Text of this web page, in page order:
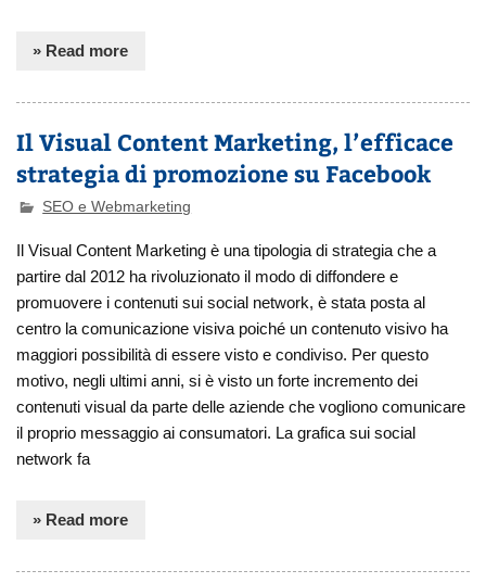
» Read more
Il Visual Content Marketing, l’efficace
strategia di promozione su Facebook
SEO e Webmarketing
Il Visual Content Marketing è una tipologia di strategia che a
partire dal 2012 ha rivoluzionato il modo di diffondere e
promuovere i contenuti sui social network, è stata posta al
centro la comunicazione visiva poiché un contenuto visivo ha
maggiori possibilità di essere visto e condiviso. Per questo
motivo, negli ultimi anni, si è visto un forte incremento dei
contenuti visual da parte delle aziende che vogliono comunicare
il proprio messaggio ai consumatori. La grafica sui social
network fa
» Read more